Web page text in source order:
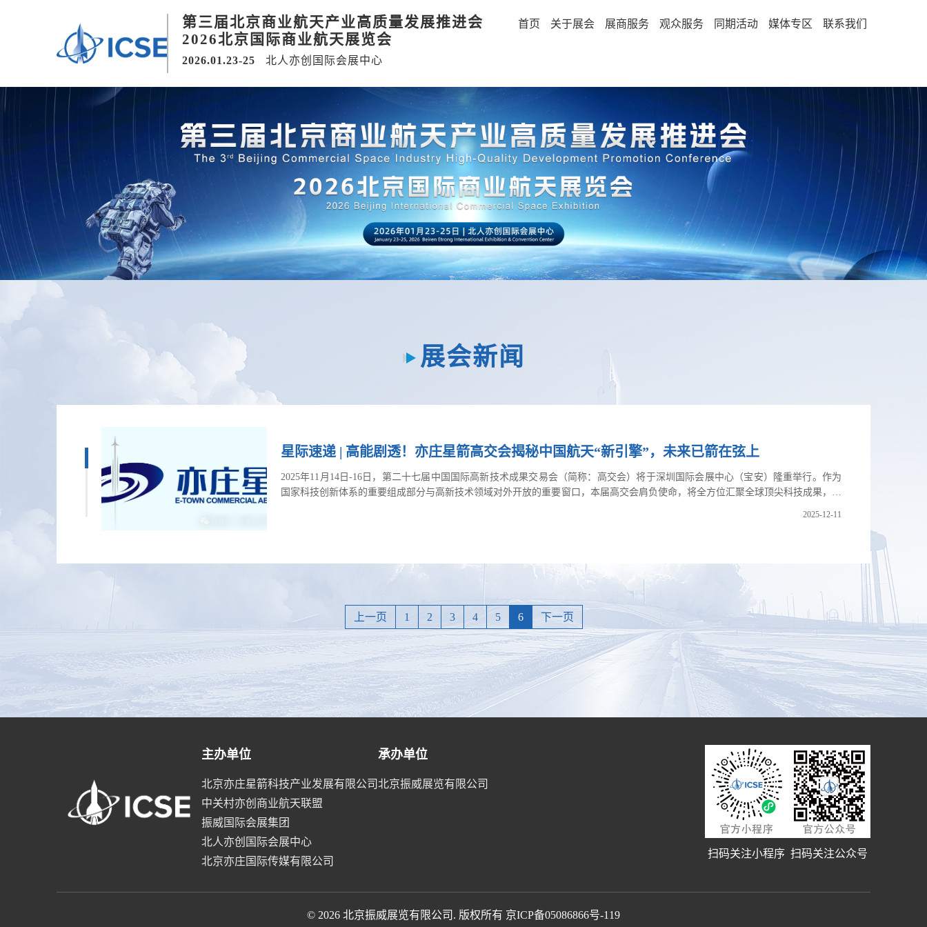
第三届北京商业航天产业高质量发展推进会
2026北京国际商业航天展览会
2026.01.23-25 北人亦创国际会展中心
首页 关于展会 展商服务 观众服务 同期活动 媒体专区 联系我们
展会新闻
星际速递 | 高能剧透！亦庄星箭高交会揭秘中国航天“新引擎”，未来已箭在弦上
2025年11月14日-16日，第二十七届中国国际高新技术成果交易会（简称：高交会）将于深圳国际会展中心（宝安）隆重举行。作为
国家科技创新体系的重要组成部分与高新技术领域对外开放的重要窗口，本届高交会肩负使命，将全方位汇聚全球顶尖科技成果，为
2025-12-11
上一页 1 2 3 4 5 6 下一页
主办单位
北京亦庄星箭科技产业发展有限公司
中关村亦创商业航天联盟
振威国际会展集团
北人亦创国际会展中心
北京亦庄国际传媒有限公司
承办单位
北京振威展览有限公司
扫码关注小程序 扫码关注公众号
© 2026 北京振威展览有限公司. 版权所有 京ICP备05086866号-119